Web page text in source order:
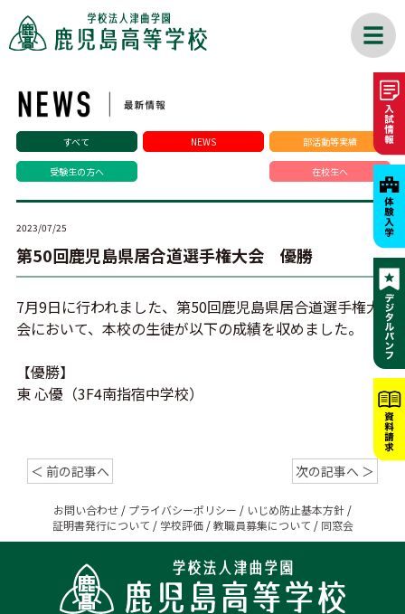
すべて NEWS 部活動等実績
受験生の方へ 在校生へ
2023/07/25
第50回鹿児島県居合道選手権大会 優勝
7月9日に行われました、第50回鹿児島県居合道選手権大
会において、本校の生徒が以下の成績を収めました。
【優勝】
東 心優（3F4南指宿中学校）
＜ 前の記事へ 次の記事へ ＞
お問い合わせ / プライバシーポリシー / いじめ防止基本方針 /
証明書発行について / 学校評価/教職員募集について / 同窓会